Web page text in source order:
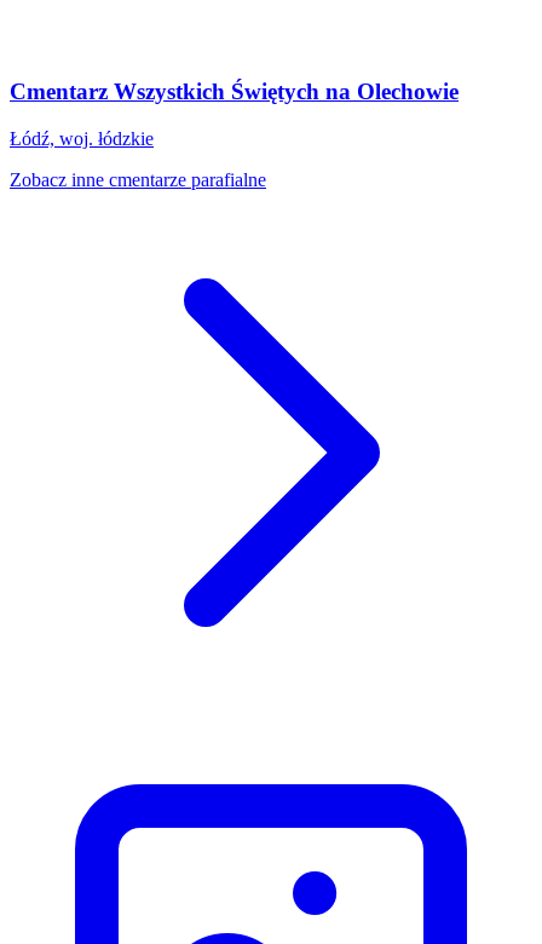
Cmentarz Wszystkich Świętych na Olechowie
Łódź, woj. łódzkie
Zobacz inne cmentarze parafialne